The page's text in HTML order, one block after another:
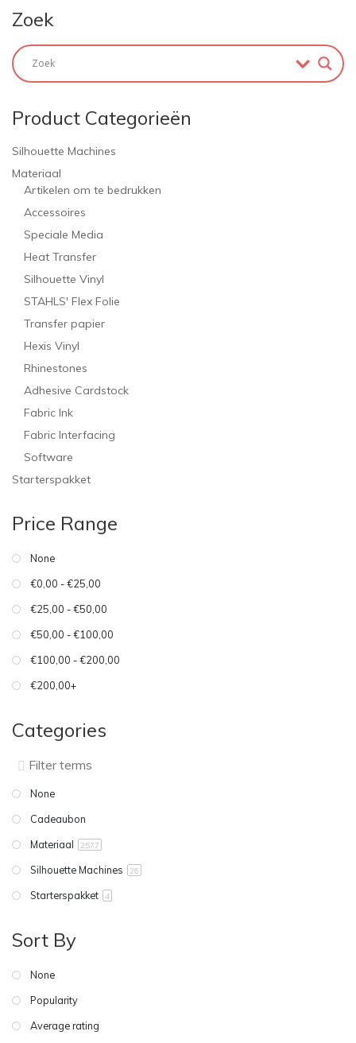
Zoek
Product Categorieën
Silhouette Machines
Materiaal
Artikelen om te bedrukken
Accessoires
Speciale Media
Heat Transfer
Silhouette Vinyl
STAHLS' Flex Folie
Transfer papier
Hexis Vinyl
Rhinestones
Adhesive Cardstock
Fabric Ink
Fabric Interfacing
Software
Starterspakket
Price Range
None
€0,00 - €25,00
€25,00 - €50,00
€50,00 - €100,00
€100,00 - €200,00
€200,00+
Categories
None
Cadeaubon
Materiaal
2577
Silhouette Machines 26
Starterspakket 4
Sort By
None
Popularity
Average rating